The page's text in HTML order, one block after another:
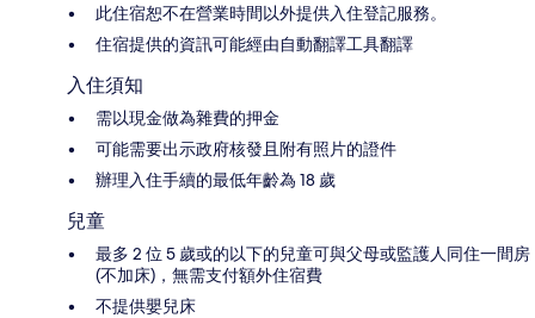
此住宿恕不在營業時間以外提供入住登記服務。
住宿提供的資訊可能經由自動翻譯工具翻譯
入住須知
需以現金做為雜費的押金
可能需要出示政府核發且附有照片的證件
辦理入住手續的最低年齡為 18 歲
兒童
最多 2 位 5 歲或的以下的兒童可與父母或監護人同住一間房
(不加床)，無需支付額外住宿費
不提供嬰兒床